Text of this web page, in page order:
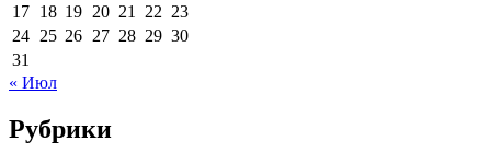
17 18 19 20 21 22 23
24 25 26 27 28 29 30
31
« Июл
Рубрики